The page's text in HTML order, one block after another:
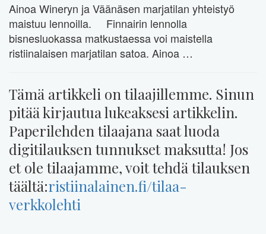
Ainoa Wineryn ja Väänäsen marjatilan yhteistyö
maistuu lennoilla. Finnairin lennolla
bisnesluokassa matkustaessa voi maistella
ristiinalaisen marjatilan satoa. Ainoa …
Tämä artikkeli on tilaajillemme. Sinun
pitää kirjautua lukeaksesi artikkelin.
Paperilehden tilaajana saat luoda
digitilauksen tunnukset maksutta! Jos
et ole tilaajamme, voit tehdä tilauksen
täältä:ristiinalainen.fi/tilaa-
verkkolehti